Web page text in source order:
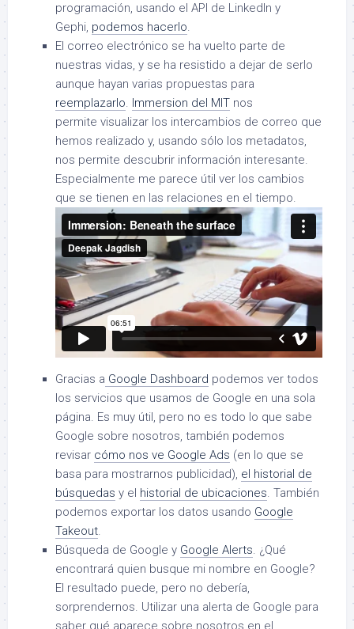
programación, usando el API de LinkedIn y
Gephi, podemos hacerlo.
El correo electrónico se ha vuelto parte de
nuestras vidas, y se ha resistido a dejar de serlo
aunque hayan varias propuestas para
reemplazarlo. Immersion del MIT nos
permite visualizar los intercambios de correo que
hemos realizado y, usando sólo los metadatos,
nos permite descubrir información interesante.
Especialmente me parece útil ver los cambios
que se tienen en las relaciones en el tiempo.
Gracias a Google Dashboard podemos ver todos
los servicios que usamos de Google en una sola
página. Es muy útil, pero no es todo lo que sabe
Google sobre nosotros, también podemos
revisar cómo nos ve Google Ads (en lo que se
basa para mostrarnos publicidad), el historial de
búsquedas y el historial de ubicaciones. También
podemos exportar los datos usando Google
Takeout.
Búsqueda de Google y Google Alerts. ¿Qué
encontrará quien busque mi nombre en Google?
El resultado puede, pero no debería,
sorprendernos. Utilizar una alerta de Google para
saber qué aparece sobre nosotros en el